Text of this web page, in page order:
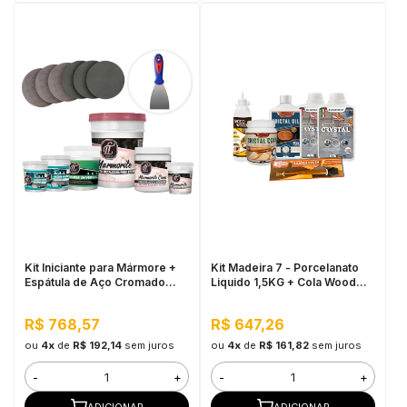
Kit Iniciante para Mármore +
Espátula de Aço Cromado
R$ 768,57
ou 4xde R$ 192,14 sem juros
- +
Kit Madeira 7 - Porcelanato
Liquido 1,5KG + Cola Wood
R$ 647,26
ou 4xde R$ 161,82 sem juros
- +